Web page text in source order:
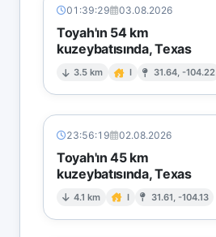
01:39:29 03.08.2026
Toyah'ın 54 km
kuzeybatısında, Texas
3.5 km I 31.64, -104.22
23:56:19 02.08.2026
Toyah'ın 45 km
kuzeybatısında, Texas
4.1 km I 31.61, -104.13